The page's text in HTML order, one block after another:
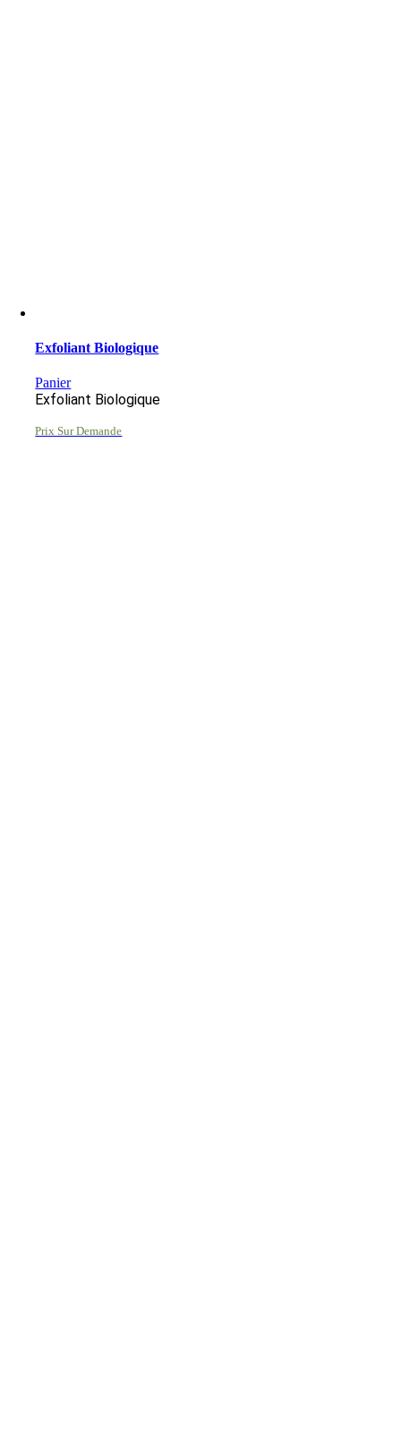
Exfoliant Biologique
Panier
Exfoliant Biologique
Prix Sur Demande